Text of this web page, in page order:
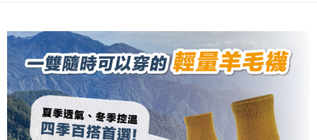
yang dikenakan adalah tertakluk kepada maklumat yang dinyatakan
pada halaman pengesahan transaksi seterusnya.
Jika transaksi tidak disahkan dalam masa 30 minit selepas pesanan
dibuat, atau jika permohonan gagal dalam proses semakan, pesanan
akan dibatalkan secara automatik. Jika permohonan gagal pada
peringkat "semakan manual", ini bermakna kriteria pemarkahan sistem
tidak dipenuhi; butiran penilaian khusus tidak akan didedahkan.
5. Tiada bayaran diperlukan apabila anda menerima produk. Sila buat
pembayaran di empat kedai serbaneka utama, ATM atau perbankan
dalam talian dengan SMS pembayaran atau pemberitahuan tolak aplikasi
AFTEE.
Sila ambil perhatian bahawa tempoh pembayaran adalah 14 hari. Walau
bagaimanapun, bagi mereka yang telah memuat turun Aplikasi AFTEE
dan mendaftar sebagai ahli AFTEE boleh menikmati tempoh pembayaran
sehingga 45 hari.
付款後全家取貨
NT$100/pesanan | Penghantaran percuma untuk pesanan
NT$1,000 atau lebih
7-11取貨付款
NT$100/pesanan | Penghantaran percuma untuk pesanan